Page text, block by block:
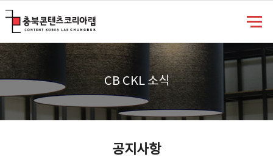
CB CKL 소식
공지사항